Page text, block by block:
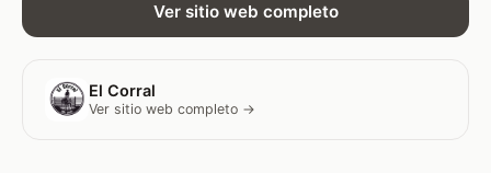
Ver sitio web completo
El Corral
Ver sitio web completo →